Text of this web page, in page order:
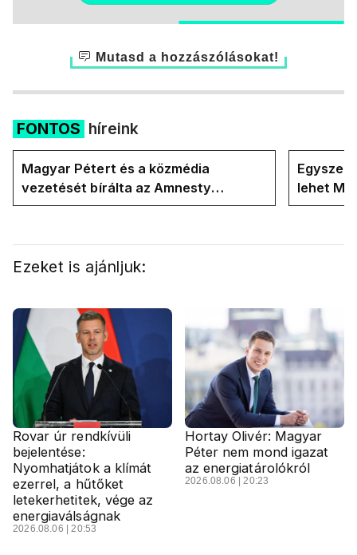
Mutasd a hozzászólásokat!
FONTOS híreink
Magyar Pétert és a közmédia
vezetését bírálta az Amnesty
International a Klubrádióban
lehet
Ezeket is ajánljuk:
Rovar úr rendkívüli
bejelentése:
Nyomhatjátok a klímát
ezerrel, a hűtőket
letekerhetitek, vége az
energiaválságnak
2026.08.06 | 20:53
Hortay Olivér: Magyar
Péter nem mond igazat
az energiatárolókról
2026.08.06 | 20:23